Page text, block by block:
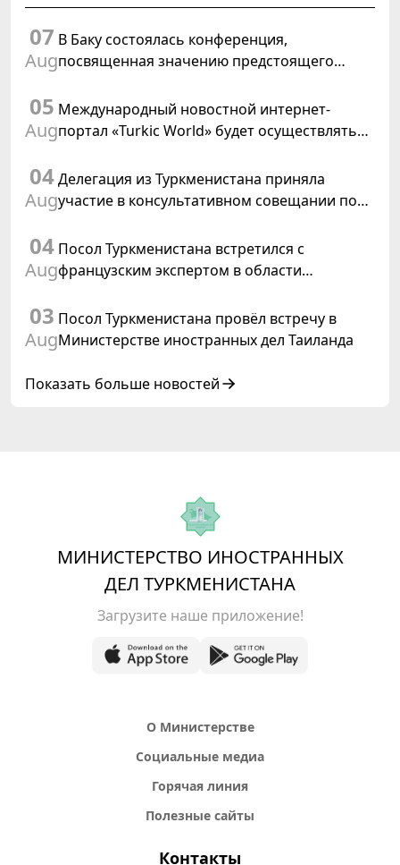
07
Aug
В Баку состоялась конференция,
посвященная значению предстоящего
резолюции ООН «Год международного
права, 2028»
05
Aug
Международный новостной интернет-
портал «Turkic World» будет осуществлять
заседания Халк Маслахаты Туркменистана
04
Aug
Делегация из Туркменистана приняла
участие в консультативном совещании по
04
Aug
Посол Туркменистана встретился с
французским экспертом в области
03
Aug
Посол Туркменистана провёл встречу в
Министерстве иностранных дел Таиланда
Показать больше новостей
МИНИСТЕРСТВО ИНОСТРАННЫХ
ДЕЛ ТУРКМЕНИСТАНА
Загрузите наше приложение!
О Министерстве
Социальные медиа
Горячая линия
Полезные сайты
Контакты